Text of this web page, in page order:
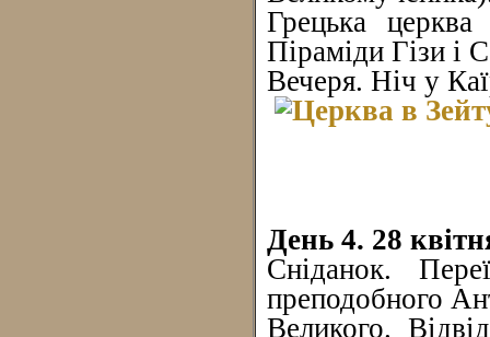
Грецька
Піраміди Гізи і
Вечеря. Ніч у
День 4. 28
Сніданок.
преподобного
Великого.